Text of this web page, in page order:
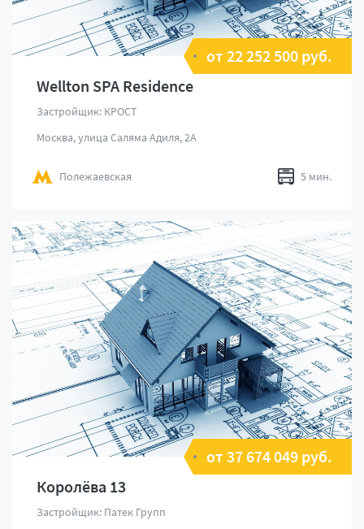
от 22 252 500 руб.
Wellton SPA Residence
Застройщик: КРОСТ
Москва, улица Саляма Адиля, 2А
Полежаевская 5 мин.
от 37 674 049 руб.
Королёва 13
Застройщик: Патек Групп